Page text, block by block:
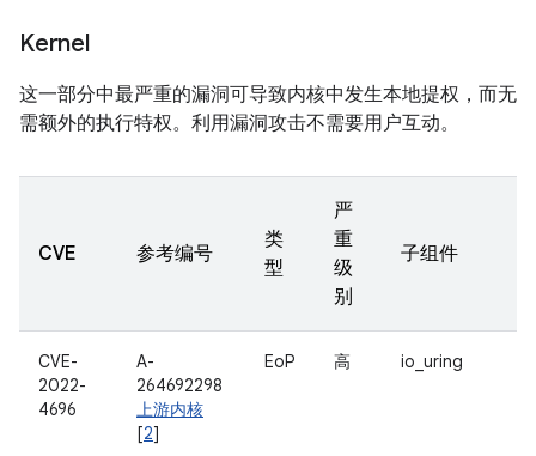
Kernel
这一部分中最严重的漏洞可导致内核中发生本地提权，而无
需额外的执行特权。利用漏洞攻击不需要用户互动。
CVE 参考编号
类
型
严
重
级
别
子组件
CVE-
2022-
4696
A-
264692298
上游内核
[2]
EoP 高 io_uring